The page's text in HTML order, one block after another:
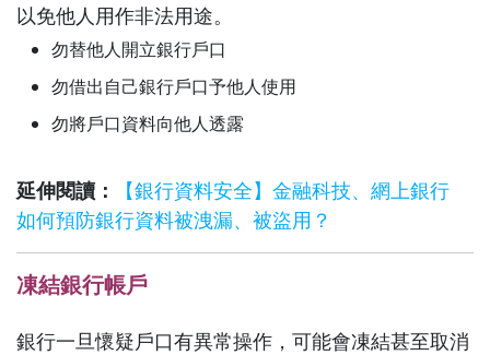
以免他人用作非法用途。
勿替他人開立銀行戶口
勿借出自己銀行戶口予他人使用
勿將戶口資料向他人透露
延伸閱讀：
【銀行資料安全】金融科技、網上銀行
如何預防銀行資料被洩漏、被盜用？
凍結銀行帳戶
銀行一旦懷疑戶口有異常操作，可能會凍結甚至取消